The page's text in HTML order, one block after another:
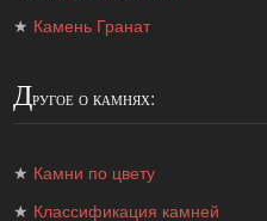
★ Камень Гранат
Другое о камнях:
★ Камни по цвету
★ Классификация камней